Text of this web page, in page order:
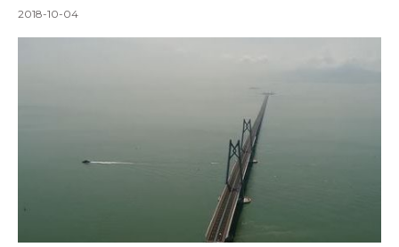
2018-10-04